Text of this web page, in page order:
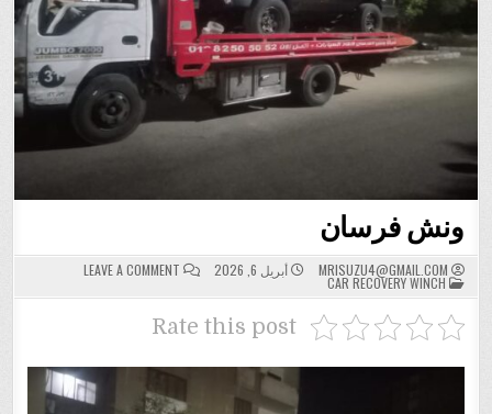
ونش فرسان
MRISUZU4@GMAIL.COM أبريل 6, 2026 LEAVE A COMMENT
ON
ونش
فرسان
POSTED
IN
CAR RECOVERY WINCH
Rate this post